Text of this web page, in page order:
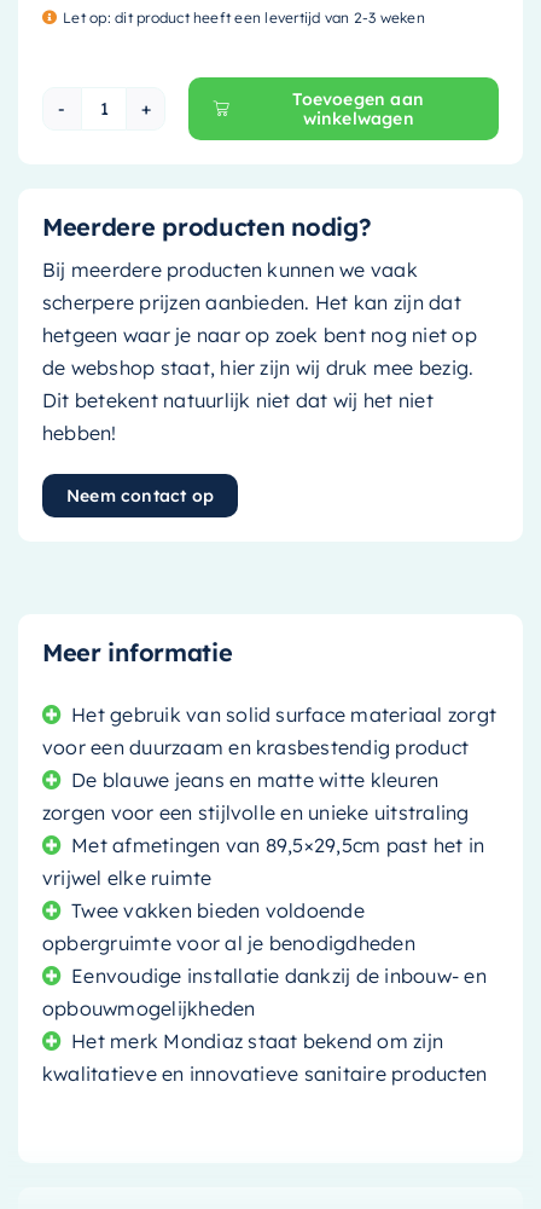
Let op: dit product heeft een levertijd van 2-3 weken
Mondiaz EASY Nis - 89.5x29.5cm - solid
Toevoegen aan
winkelwagen
Meerdere producten nodig?
Bij meerdere producten kunnen we vaak
scherpere prijzen aanbieden. Het kan zijn dat
hetgeen waar je naar op zoek bent nog niet op
de webshop staat, hier zijn wij druk mee bezig.
Dit betekent natuurlijk niet dat wij het niet
hebben!
Neem contact op
Meer informatie
Het gebruik van solid surface materiaal zorgt
voor een duurzaam en krasbestendig product
De blauwe jeans en matte witte kleuren
zorgen voor een stijlvolle en unieke uitstraling
Met afmetingen van 89,5×29,5cm past het in
vrijwel elke ruimte
Twee vakken bieden voldoende
opbergruimte voor al je benodigdheden
Eenvoudige installatie dankzij de inbouw- en
opbouwmogelijkheden
Het merk Mondiaz staat bekend om zijn
kwalitatieve en innovatieve sanitaire producten